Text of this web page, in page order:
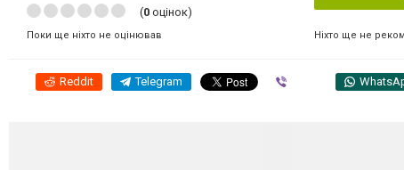
(0 оцінок)
Поки ще ніхто не оцінював Ніхто ще не
Reddit Telegram